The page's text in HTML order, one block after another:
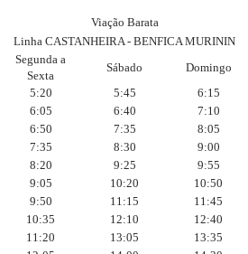
Viação Barata
Linha CASTANHEIRA - BENFICA MURININ
Segunda a
Sexta
Sábado
Domingo
5:20
5:45
6:15
6:05
6:40
7:10
6:50
7:35
8:05
7:35
8:30
9:00
8:20
9:25
9:55
9:05
10:20
10:50
9:50
11:15
11:45
10:35
12:10
12:40
11:20
13:05
13:35